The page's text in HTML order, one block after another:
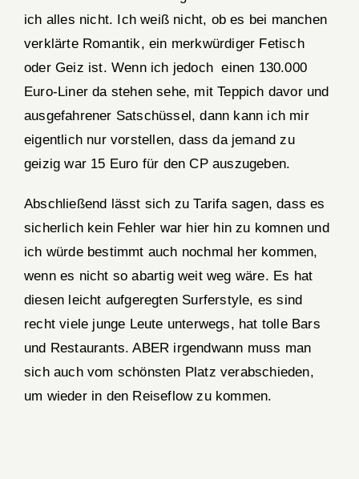
ich alles nicht. Ich weiß nicht, ob es bei manchen
verklärte Romantik, ein merkwürdiger Fetisch
oder Geiz ist. Wenn ich jedoch einen 130.000
Euro-Liner da stehen sehe, mit Teppich davor und
ausgefahrener Satschüssel, dann kann ich mir
eigentlich nur vorstellen, dass da jemand zu
geizig war 15 Euro für den CP auszugeben.
Abschließend lässt sich zu Tarifa sagen, dass es
sicherlich kein Fehler war hier hin zu komnen und
ich würde bestimmt auch nochmal her kommen,
wenn es nicht so abartig weit weg wäre. Es hat
diesen leicht aufgeregten Surferstyle, es sind
recht viele junge Leute unterwegs, hat tolle Bars
und Restaurants. ABER irgendwann muss man
sich auch vom schönsten Platz verabschieden,
um wieder in den Reiseflow zu kommen.